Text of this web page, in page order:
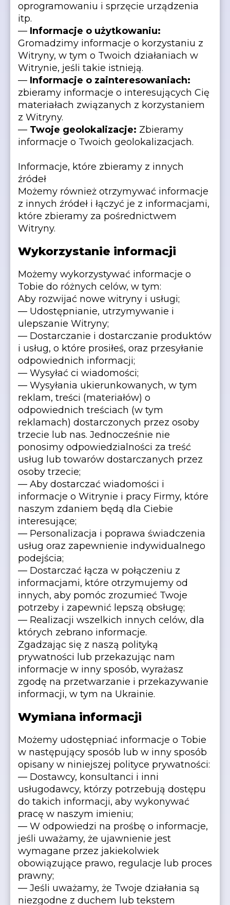
oprogramowaniu i sprzęcie urządzenia
itp.
— Informacje o użytkowaniu:
Gromadzimy informacje o korzystaniu z
Witryny, w tym o Twoich działaniach w
Witrynie, jeśli takie istnieją.
— Informacje o zainteresowaniach:
zbieramy informacje o interesujących Cię
materiałach związanych z korzystaniem
z Witryny.
— Twoje geolokalizacje: Zbieramy
informacje o Twoich geolokalizacjach.
Informacje, które zbieramy z innych
źródeł
Możemy również otrzymywać informacje
z innych źródeł i łączyć je z informacjami,
które zbieramy za pośrednictwem
Witryny.
Wykorzystanie informacji
Możemy wykorzystywać informacje o
Tobie do różnych celów, w tym:
Aby rozwijać nowe witryny i usługi;
— Udostępnianie, utrzymywanie i
ulepszanie Witryny;
— Dostarczanie i dostarczanie produktów
i usług, o które prosiłeś, oraz przesyłanie
odpowiednich informacji;
— Wysyłać ci wiadomości;
— Wysyłania ukierunkowanych, w tym
reklam, treści (materiałów) o
odpowiednich treściach (w tym
reklamach) dostarczonych przez osoby
trzecie lub nas. Jednocześnie nie
ponosimy odpowiedzialności za treść
usług lub towarów dostarczanych przez
osoby trzecie;
— Aby dostarczać wiadomości i
informacje o Witrynie i pracy Firmy, które
naszym zdaniem będą dla Ciebie
interesujące;
— Personalizacja i poprawa świadczenia
usług oraz zapewnienie indywidualnego
podejścia;
— Dostarczać łącza w połączeniu z
informacjami, które otrzymujemy od
innych, aby pomóc zrozumieć Twoje
potrzeby i zapewnić lepszą obsługę;
— Realizacji wszelkich innych celów, dla
których zebrano informacje.
Zgadzając się z naszą polityką
prywatności lub przekazując nam
informacje w inny sposób, wyrażasz
zgodę na przetwarzanie i przekazywanie
informacji, w tym na Ukrainie.
Wymiana informacji
Możemy udostępniać informacje o Tobie
w następujący sposób lub w inny sposób
opisany w niniejszej polityce prywatności:
— Dostawcy, konsultanci i inni
usługodawcy, którzy potrzebują dostępu
do takich informacji, aby wykonywać
pracę w naszym imieniu;
— W odpowiedzi na prośbę o informacje,
jeśli uważamy, że ujawnienie jest
wymagane przez jakiekolwiek
obowiązujące prawo, regulacje lub proces
prawny;
— Jeśli uważamy, że Twoje działania są
niezgodne z duchem lub tekstem